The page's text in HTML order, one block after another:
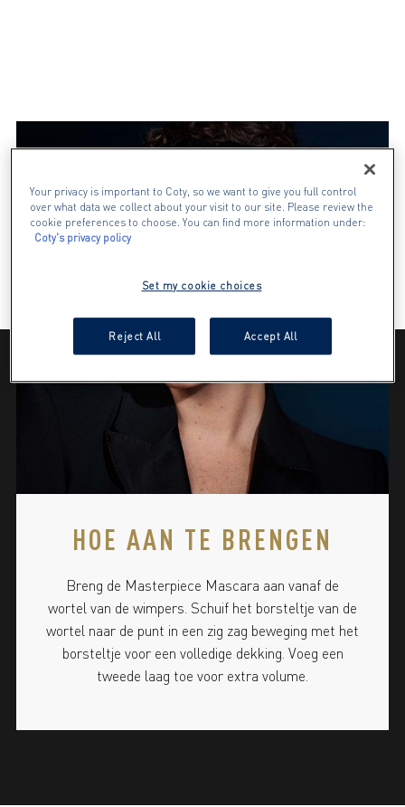
HOE AAN TE BRENGEN
Breng de Masterpiece Mascara aan vanaf de
wortel van de wimpers. Schuif het borsteltje van de
wortel naar de punt in een zig zag beweging met het
borsteltje voor een volledige dekking. Voeg een
tweede laag toe voor extra volume.
Your privacy is important to Coty, so we want to give you full control
over what data we collect about your visit to our site. Please review the
cookie preferences to choose. You can find more information under:
Coty's privacy policy
Set my cookie choices
Reject All Accept All